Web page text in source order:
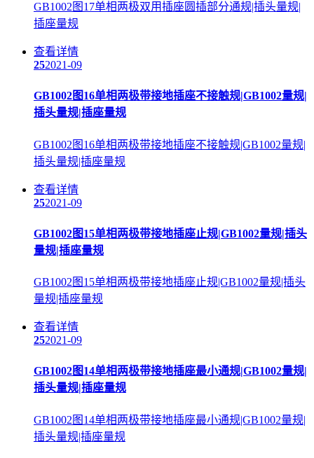
GB1002图17单相两极双用插座圆插部分通规|插头量规|
插座量规
查看详情
252021-09
GB1002图16单相两极带接地插座不接触规|GB1002量规|
插头量规|插座量规
GB1002图16单相两极带接地插座不接触规|GB1002量规|
插头量规|插座量规
查看详情
252021-09
GB1002图15单相两极带接地插座止规|GB1002量规|插头
量规|插座量规
GB1002图15单相两极带接地插座止规|GB1002量规|插头
量规|插座量规
查看详情
252021-09
GB1002图14单相两极带接地插座最小通规|GB1002量规|
插头量规|插座量规
GB1002图14单相两极带接地插座最小通规|GB1002量规|
插头量规|插座量规